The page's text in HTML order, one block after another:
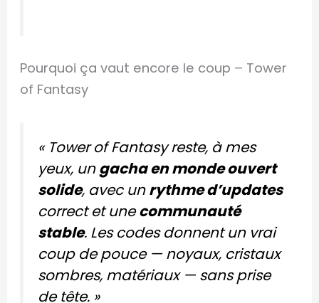
Pourquoi ça vaut encore le coup – Tower
of Fantasy
« Tower of Fantasy reste, à mes
yeux, ungacha en monde ouvert
solide, avec unrythme d’updates
correct et unecommunauté
stable. Les codes donnent un vrai
coup de pouce — noyaux, cristaux
sombres, matériaux — sans prise
de tête. »